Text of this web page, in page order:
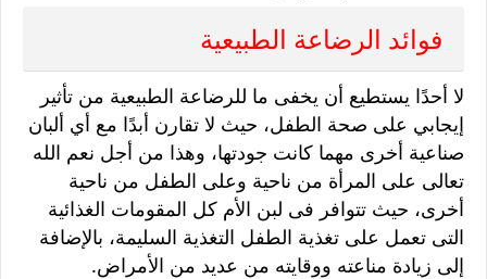
فوائد الرضاعة الطبيعية
لا أحدًا يستطيع أن يخفى ما للرضاعة الطبيعية من تأثير
إيجابي على صحة الطفل، حيث لا تقارن أبدًا مع أي ألبان
صناعية أخرى مهما كانت جودتها، وهذا من أجل نعم الله
تعالى على المرأة من ناحية وعلى الطفل من ناحية
أخرى، حيث تتوافر فى لبن الأم كل المقومات الغذائية
التى تعمل على تغذية الطفل التغذية السليمة، بالإضافة
إلى زيادة مناعته ووقايته من عديد من الأمراض.